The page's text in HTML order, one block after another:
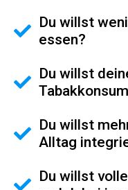
Du willst
essen?
Du willst
Du willst
Alltag
Du willst